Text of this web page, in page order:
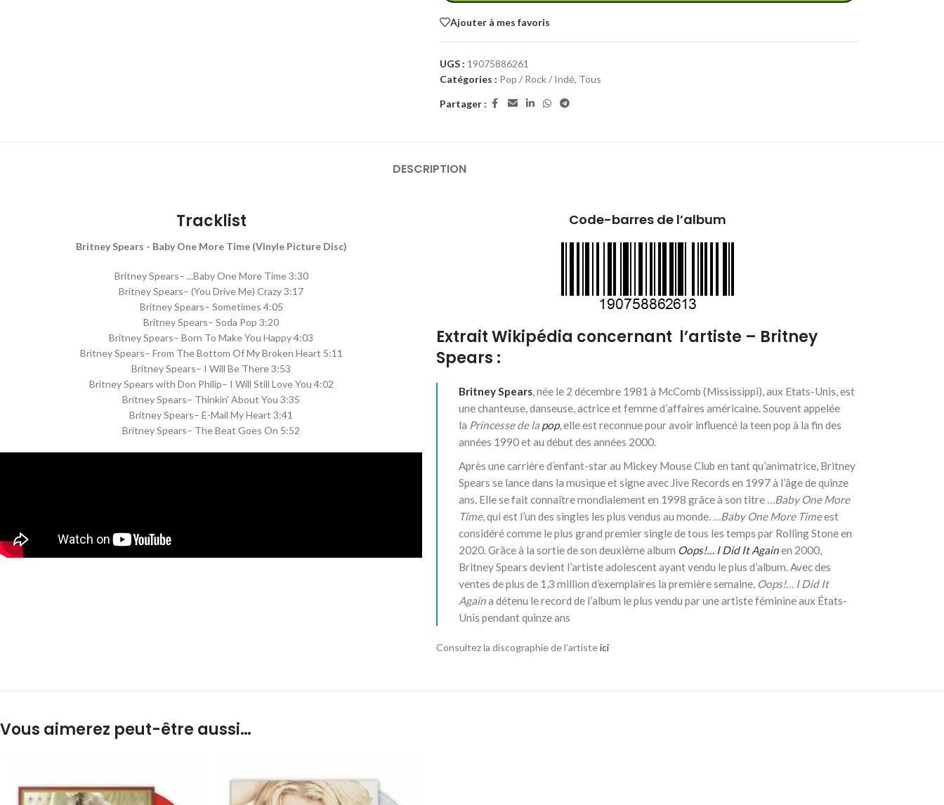
Ajouter à mes favoris
UGS : 19075886261
Catégories : Pop / Rock / Indé, Tous
Partager :
DESCRIPTION
Tracklist
Britney Spears - Baby One More Time (Vinyle Picture Disc)
Britney Spears– ...Baby One More Time 3:30
Britney Spears– (You Drive Me) Crazy 3:17
Britney Spears– Sometimes 4:05
Britney Spears– Soda Pop 3:20
Britney Spears– Born To Make You Happy 4:03
Britney Spears– From The Bottom Of My Broken Heart 5:11
Britney Spears– I Will Be There 3:53
Britney Spears with Don Philip– I Will Still Love You 4:02
Britney Spears– Thinkin' About You 3:35
Britney Spears– E-Mail My Heart 3:41
Britney Spears– The Beat Goes On 5:52
Code-barres de l’album
Extrait Wikipédia concernant l’artiste – Britney
Spears :
Britney Spears, née le 2 décembre 1981 à McComb (Mississippi), aux Etats-Unis, est
une chanteuse, danseuse, actrice et femme d’affaires américaine. Souvent appelée
la Princesse de la pop, elle est reconnue pour avoir influencé la teen pop à la fin des
années 1990 et au début des années 2000.
Après une carrière d’enfant-star au Mickey Mouse Club en tant qu’animatrice, Britney
Spears se lance dans la musique et signe avec Jive Records en 1997 à l’âge de quinze
ans. Elle se fait connaître mondialement en 1998 grâce à son titre …Baby One More
Time, qui est l’un des singles les plus vendus au monde. …Baby One More Timeest
considéré comme le plus grand premier single de tous les temps par Rolling Stone en
2020. Grâce à la sortie de son deuxième album Oops!… I Did It Againen 2000,
Britney Spears devient l’artiste adolescent ayant vendu le plus d’album. Avec des
ventes de plus de 1,3 million d’exemplaires la première semaine, Oops!… I Did It
Againa détenu le record de l’album le plus vendu par une artiste féminine aux États-
Unis pendant quinze ans
Consultez la discographie de l’artisteici
Vous aimerez peut-être aussi…